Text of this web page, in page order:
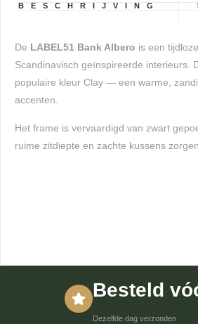
BESCHRIJVING
De LABEL51 Bank Albero is een
Scandinavisch geïnspireerde interieurs.
populaire kleur Clay — een warme,
accenten.
Het frame is vervaardigd van zwart
ruime zitdiepte en zachte kussens
Besteld
Dezelfde dag verzonden